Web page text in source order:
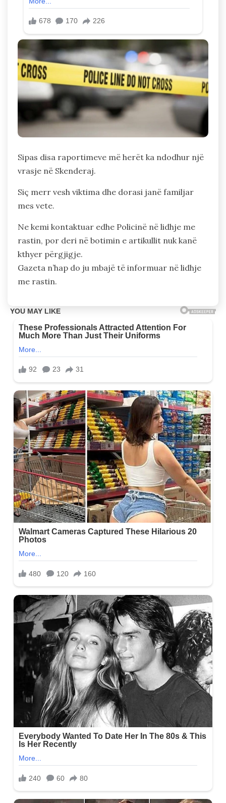
Sipas disa raportimeve më herët ka ndodhur një
vrasje në Skenderaj.
Siç merr vesh viktima dhe dorasi janë familjar
mes vete.
Ne kemi kontaktuar edhe Policinë në lidhje me
rastin, por deri në botimin e artikullit nuk kanë
kthyer përgjigje.
Gazeta n’hap do ju mbajë të informuar në lidhje
me rastin.